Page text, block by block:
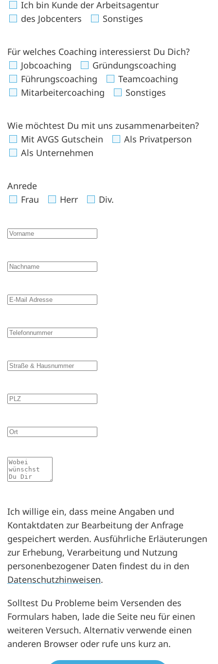
Ich bin Kunde der Arbeitsagentur
des Jobcenters
Sonstiges
Für welches Coaching interessierst Du Dich?
Jobcoaching
Gründungscoaching
Führungscoaching
Teamcoaching
Mitarbeitercoaching
Sonstiges
Wie möchtest Du mit uns zusammenarbeiten?
Mit AVGS Gutschein
Als Privatperson
Als Unternehmen
Anrede
Frau
Herr Div.
Vorname
Nachname
E-Mail Adresse
Telefonnummer
Straße & Hausnummer
PLZ
Ort
Mitteilung
Ich willige ein, dass meine Angaben und
Kontaktdaten zur Bearbeitung der Anfrage
gespeichert werden. Ausführliche Erläuterungen
zur Erhebung, Verarbeitung und Nutzung
personenbezogener Daten findest du in den
Datenschutzhinweisen.
Solltest Du Probleme beim Versenden des
Formulars haben, lade die Seite neu für einen
weiteren Versuch. Alternativ verwende einen
anderen Browser oder rufe uns kurz an.